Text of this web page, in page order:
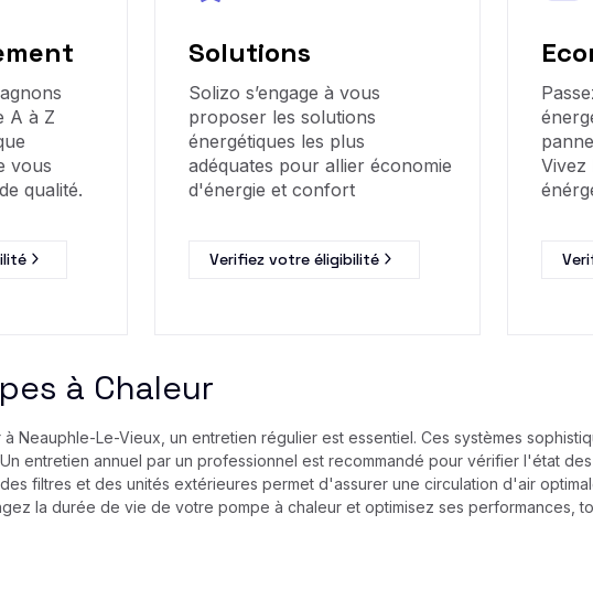
A à Z
vous
qualité.
Solutions
Solizo s’engage à vous
proposer les solutions
énergétiques les plus
adéquates pour allier économie
d'énergie et confort
Verifiez votre éligibilité
Vivez
à Chaleur
Le-Vieux, un entretien régulier est essentiel. Ces systèmes
entretien annuel par un professionnel est recommandé pour vérifier l'état
filtres et des unités extérieures permet d'assurer une circulation d'air
la durée de vie de votre pompe à chaleur et optimisez ses performances,